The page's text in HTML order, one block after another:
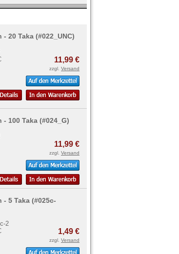
20 Taka (#022_UNC)
11,99 €
zzgl. Versand
100 Taka (#024_G)
11,99 €
zzgl. Versand
- 5 Taka (#025c-
2
1,49 €
zzgl. Versand